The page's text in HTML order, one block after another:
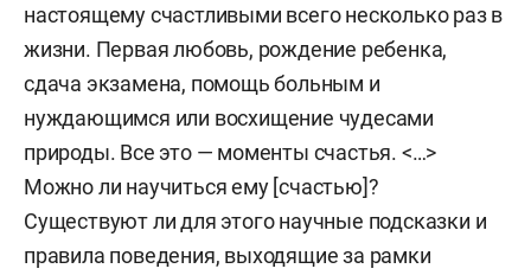
настоящему счастливыми всего несколько раз в
жизни. Первая любовь, рождение ребенка,
сдача экзамена, помощь больным и
нуждающимся или восхищение чудесами
природы. Все это — моменты счастья. <…>
Можно ли научиться ему [счастью]?
Существуют ли для этого научные подсказки и
правила поведения, выходящие за рамки